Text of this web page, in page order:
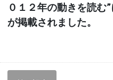
０１２年の動きを読む
が掲載されました。